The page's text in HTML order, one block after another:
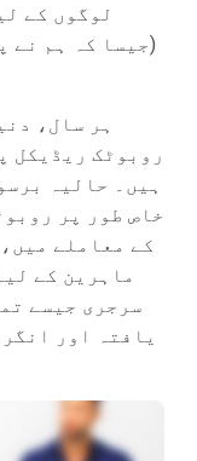
لوگوں کے
(جیسا کہ ہم نے
ہر سال،
روبوٹک ریڈیکل
ہیں۔ حالیہ
خاص طور پر
کے معاملے
ماہرین کے
سرجری جیسے
یافتہ اور